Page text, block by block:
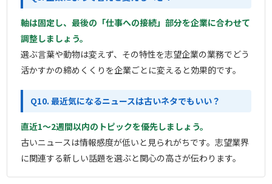
軸は固定し、最後の「仕事への接続」部分を企業に合わせて
調整しましょう。
選ぶ言葉や動物は変えず、その特性を志望企業の業務でどう
活かすかの締めくくりを企業ごとに変えると効果的です。
Q10. 最近気になるニュースは古いネタでもいい？
直近1〜2週間以内のトピックを優先しましょう。
古いニュースは情報感度が低いと見られがちです。志望業界
に関連する新しい話題を選ぶと関心の高さが伝わります。